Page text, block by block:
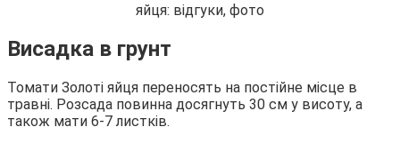
Висадка в грунт
Томати Золоті яйця переносять на постійне місце в
травні. Розсада повинна досягнуть 30 см у висоту, а
також мати 6-7 листків.